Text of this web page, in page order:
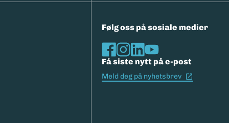
Følg oss på sosiale medier
Få siste nytt på e-post
Meld deg på nyhetsbrev